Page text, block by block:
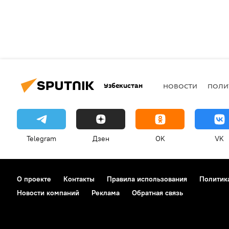
Узбекистан НОВОСТИ
Telegram Дзен OK VK
О проекте Контакты Правила использования
Новости компаний
Реклама Обратная связь